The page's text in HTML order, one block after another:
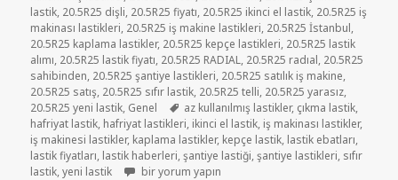
lastik, 20.5R25 dişli, 20.5R25 fiyatı, 20.5R25 ikinci el lastik, 20.5R25 iş
makinası lastikleri, 20.5R25 iş makine lastikleri, 20.5R25 İstanbul,
20.5R25 kaplama lastikler, 20.5R25 kepçe lastikleri, 20.5R25 lastik
alımı, 20.5R25 lastik fiyatı, 20.5R25 RADIAL, 20.5R25 radıal, 20.5R25
sahibinden, 20.5R25 şantiye lastikleri, 20.5R25 satılık iş makine,
20.5R25 satış, 20.5R25 sıfır lastik, 20.5R25 telli, 20.5R25 yarasız,
20.5R25 yeni lastik, Genel Etiketler
az kullanılmış lastikler, çıkma lastik,
hafriyat lastik, hafriyat lastikleri, ikinci el lastik, iş makinası lastikler,
iş makinesi lastikler, kaplama lastikler, kepçe lastik, lastik ebatları,
lastik fiyatları, lastik haberleri,şantiye lastiği,şantiye lastikleri, sıfır
lastik,yeni lastik 20R5-25 ÇIKMA İŞ MAKİNASI KEPÇE LASTİKLER için
bir yorum yapın